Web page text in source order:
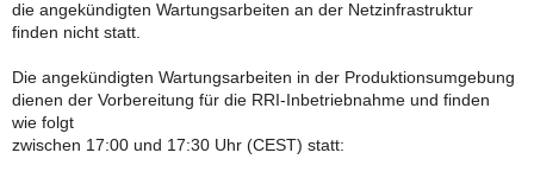
die angekündigten Wartungsarbeiten an der Netzinfrastruktur
finden nicht statt.
Die angekündigten Wartungsarbeiten in der Produktionsumgebung
dienen der Vorbereitung für die RRI-Inbetriebnahme und finden
wie folgt
zwischen 17:00 und 17:30 Uhr (CEST) statt: